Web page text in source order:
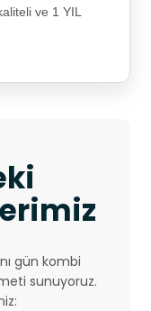
ve 1 YIL
gün kombi
sunuyoruz.